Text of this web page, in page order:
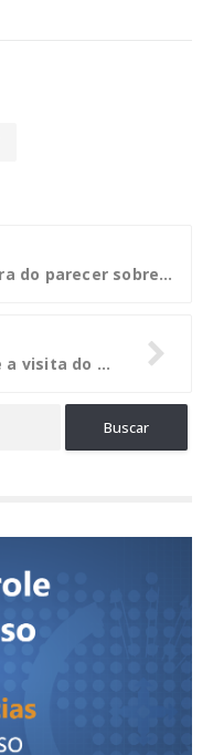
TCE disponibiliza íntegra do parecer sobre as contas do governador Pedro Taques
Presidente do TCE-MT recebe a visita do prefeito de Rondonópolis